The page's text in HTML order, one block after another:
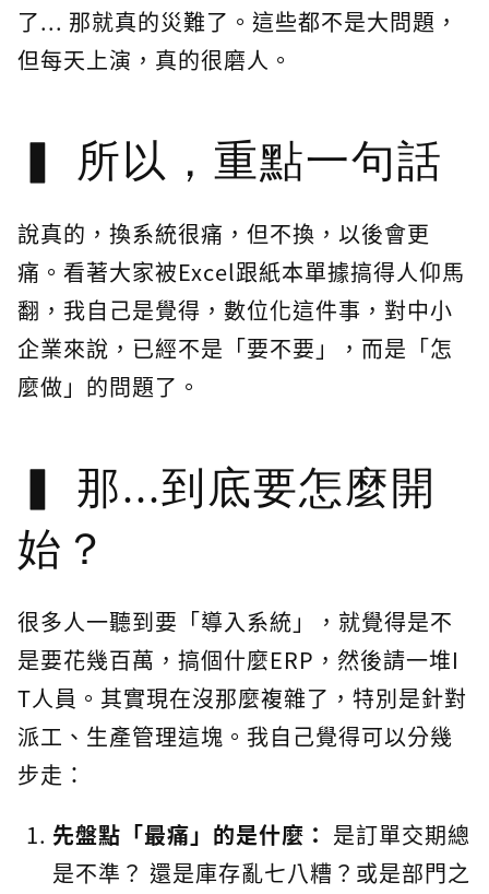
了... 那就真的災難了。這些都不是大問題，
但每天上演，真的很磨人。
所以，重點一句話
說真的，換系統很痛，但不換，以後會更
痛。看著大家被Excel跟紙本單據搞得人仰馬
翻，我自己是覺得，數位化這件事，對中小
企業來說，已經不是「要不要」，而是「怎
麼做」的問題了。
那...到底要怎麼開
始？
很多人一聽到要「導入系統」，就覺得是不
是要花幾百萬，搞個什麼ERP，然後請一堆I
T人員。其實現在沒那麼複雜了，特別是針對
派工、生產管理這塊。我自己覺得可以分幾
步走：
先盤點「最痛」的是什麼： 是訂單交期總
是不準？ 還是庫存亂七八糟？或是部門之